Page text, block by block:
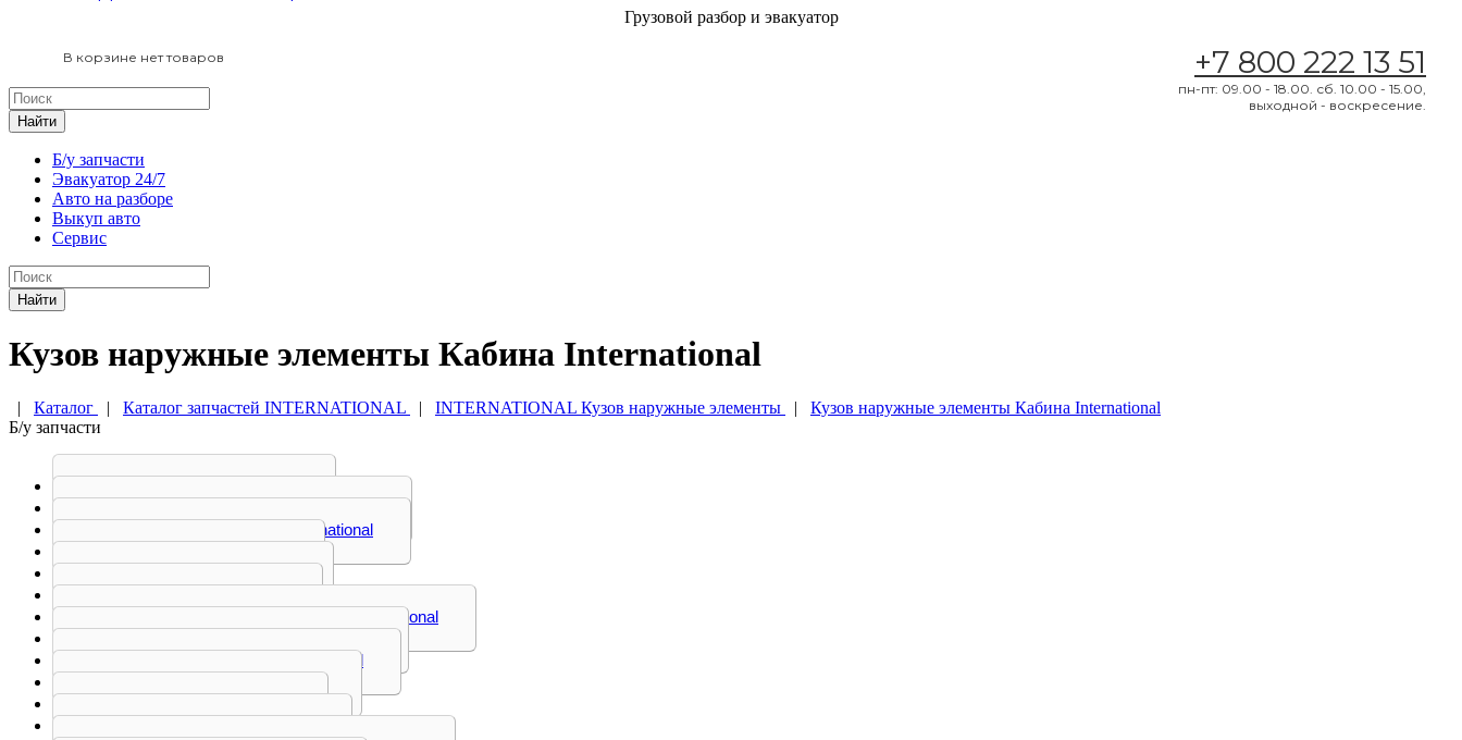
Грузовой разбор и эвакуатор
+7 800 222 13 51
пн-пт: 09.00 - 18.00. сб. 10.00 - 15.00,
выходной - воскресение.
В корзине нет товаров
Найти
Б/у запчасти
Эвакуатор 24/7
Авто на разборе
Выкуп авто
Сервис
Найти
Кузов наружные элементы Кабина International
| Каталог | Каталог запчастей INTERNATIONAL | INTERNATIONAL Кузов наружные элементы | Кузов наружные элементы Кабина International
Б/у запчасти
Воздухозаборник International
Козырек солнцезащитный International
Корпус фильтра International